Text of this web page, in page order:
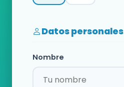
Datos personales
Nombre